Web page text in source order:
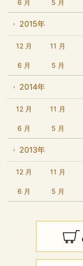
6 月 5 月
2015年
12 月 11 月
6 月 5 月
2014年
12 月 11 月
6 月 5 月
2013年
12 月 11 月
6 月 5 月